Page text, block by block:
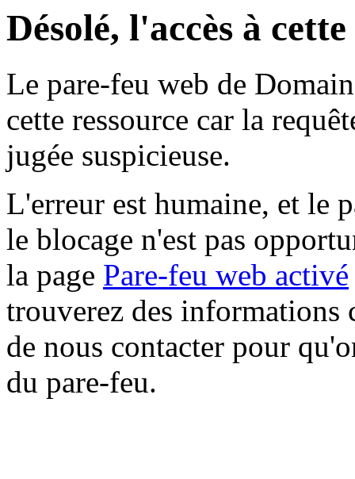
Désolé, l'accès à
Le pare-feu web de
cette ressource car la
jugée suspicieuse.
L'erreur est humaine, et le
le blocage n'est pas
la page Pare-feu web activé
trouverez des informations
de nous contacter pour
du pare-feu.